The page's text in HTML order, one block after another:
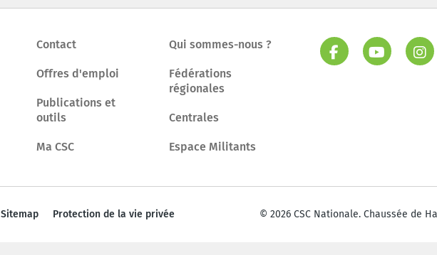
Contact
Offres d'emploi
Publications et
outils
Ma CSC
Qui sommes-nous ?
Fédérations
régionales
Centrales
Espace Militants
Sitemap Protection de la vie privée © 2026 CSC Nationale. Chaussée de